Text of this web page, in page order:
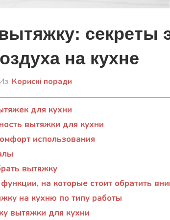
секреты
на кухне
Корисні поради
для кухни
вытяжки для кухни
использования
вытяжку
на которые стоит обратить
на кухню по типу работы
вытяжки для кухни